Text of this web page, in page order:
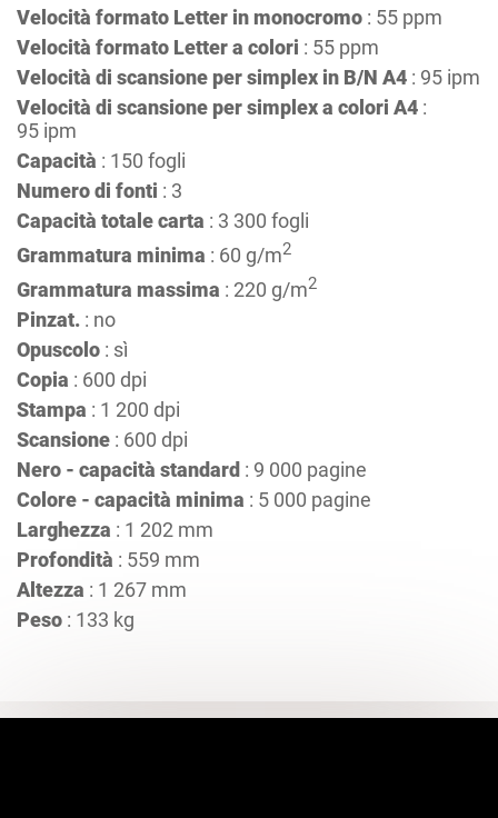
Velocità formato Letter in monocromo : 55 ppm
Velocità formato Letter a colori : 55 ppm
Velocità di scansione per simplex in B/N A4 : 95 ipm
Velocità di scansione per simplex a colori A4 :
95 ipm
Capacità : 150 fogli
Numero di fonti : 3
Capacità totale carta : 3 300 fogli
Grammatura minima : 60 g/m2
Grammatura massima : 220 g/m2
Pinzat. : no
Opuscolo : sì
Copia : 600 dpi
Stampa : 1 200 dpi
Scansione : 600 dpi
Nero - capacità standard : 9 000 pagine
Colore - capacità minima : 5 000 pagine
Larghezza : 1 202 mm
Profondità : 559 mm
Altezza : 1 267 mm
Peso : 133 kg